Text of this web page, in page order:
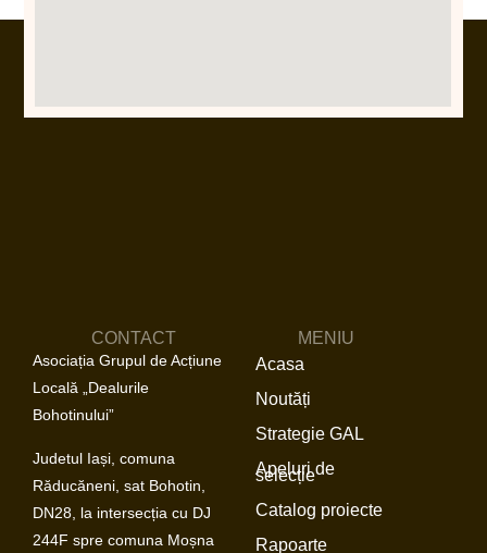
CONTACT
Asociația Grupul de Acțiune
Locală „Dealurile
Bohotinului”
Judetul Iași, comuna
Răducăneni, sat Bohotin,
DN28, la intersecția cu DJ
244F spre comuna Moșna
MENIU
Acasa
Noutăți
Strategie GAL
Apeluri de
selecție
Catalog proiecte
Rapoarte